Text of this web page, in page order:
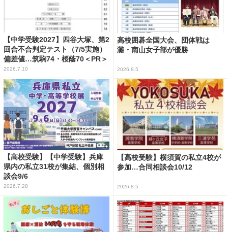
【中学受験2027】四谷大塚、第2
回合不合判定テスト（7/5実施）
偏差値…筑駒74・桜蔭70＜PR＞
2026.7.10
高校囲碁全国大会、団体戦は
灘・南山女子部が優勝
2026.8.5
【高校受験】【中学受験】兵庫
県内の私立31校が集結、個別相
談会9/6
2026.7.28
【高校受験】横須賀の私立4校が
参加…合同相談会10/12
2026.8.5